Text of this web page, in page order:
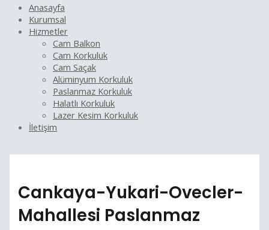
Anasayfa
Kurumsal
Hizmetler
Cam Balkon
Cam Korkuluk
Cam Saçak
Alüminyum Korkuluk
Paslanmaz Korkuluk
Halatlı Korkuluk
Lazer Kesim Korkuluk
İletişim
Cankaya-Yukari-Ovecler-
Mahallesi Paslanmaz